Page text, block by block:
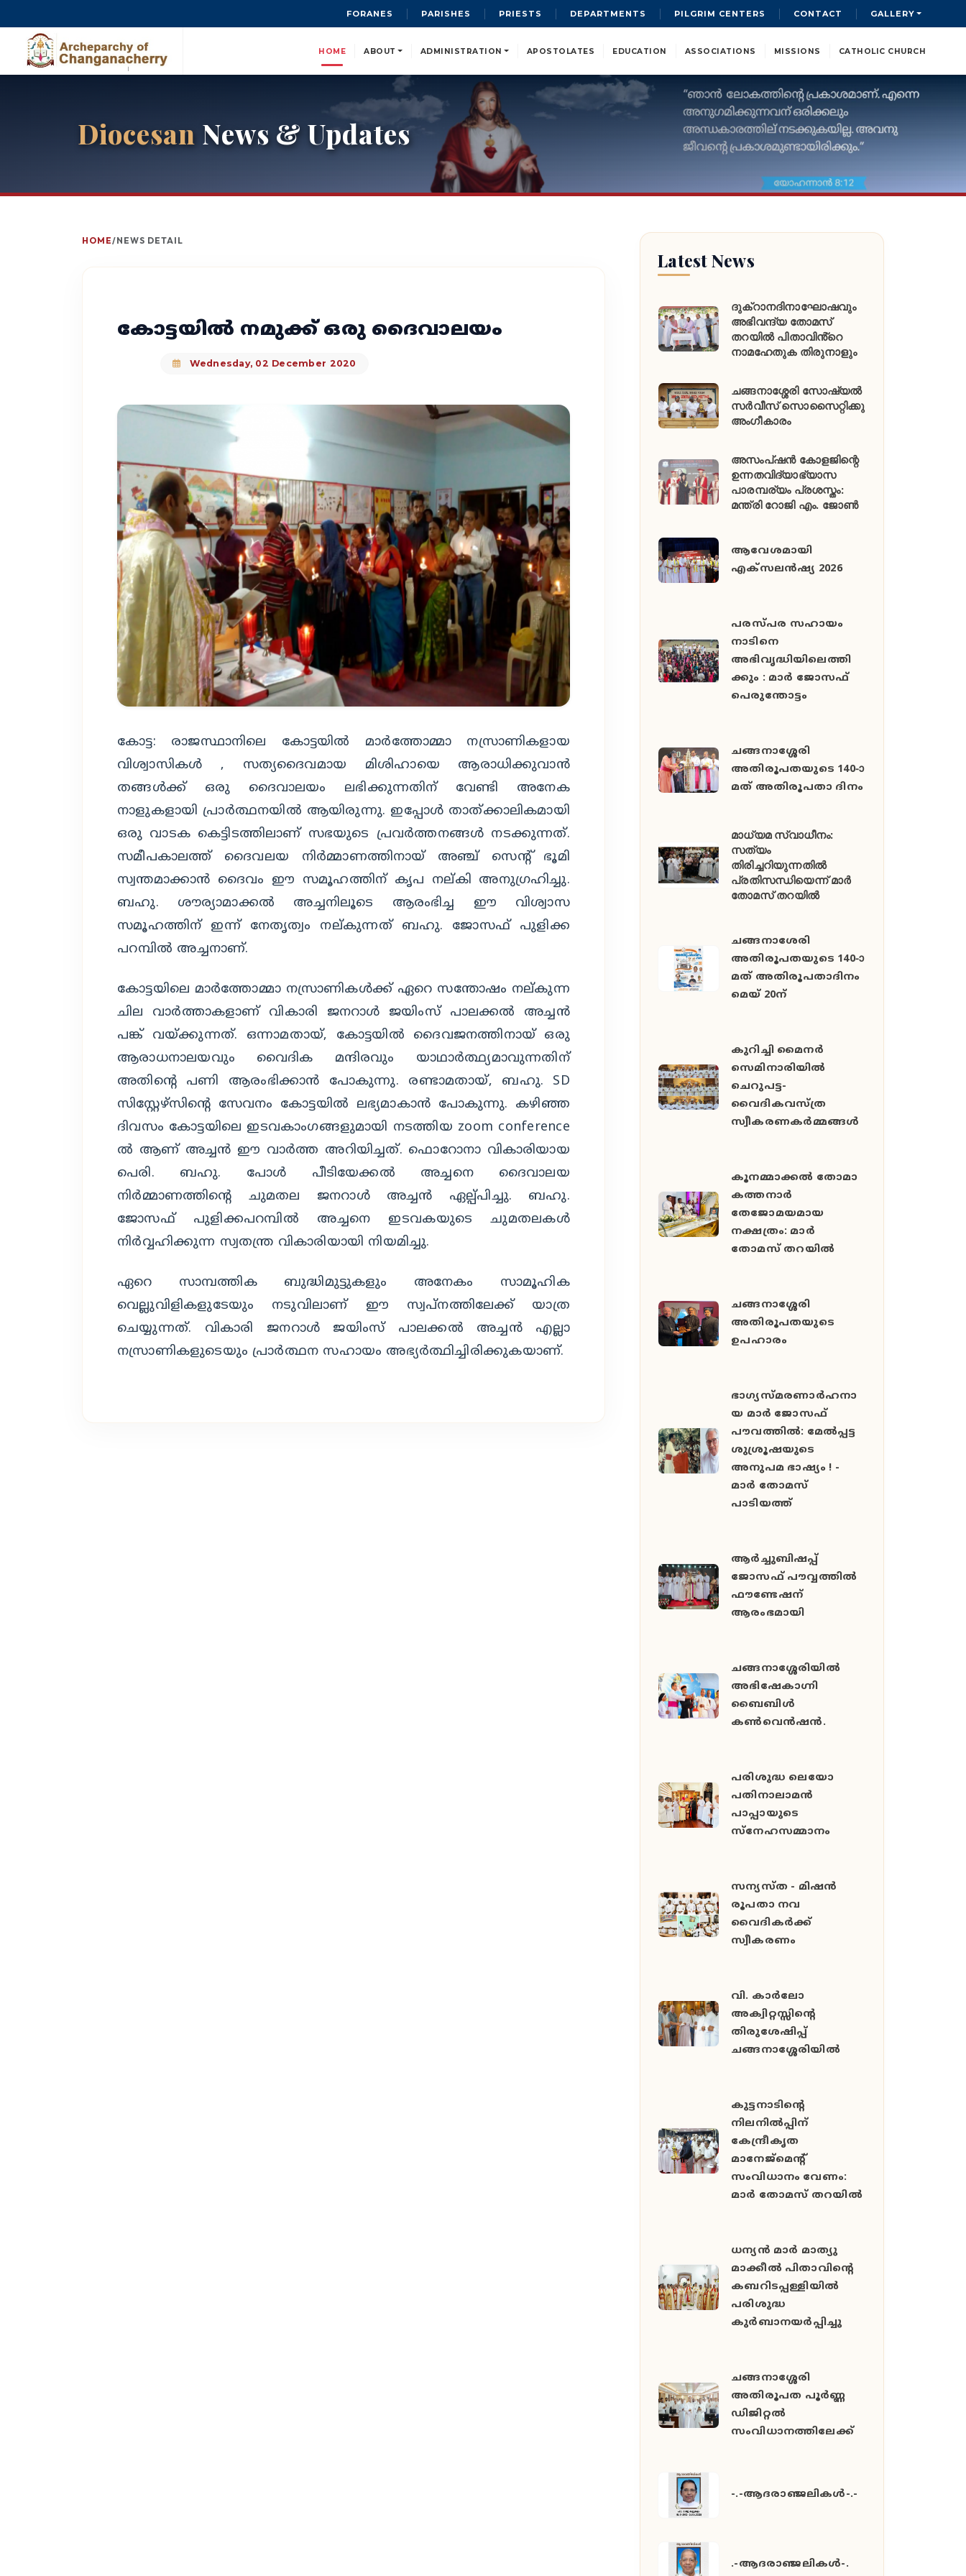
FORANES PARISHES PRIESTS DEPARTMENTS PILGRIM CENTERS CONTACT GALLERY
HOME ABOUT ADMINISTRATION APOSTOLATES EDUCATION ASSOCIATIONS MISSIONS CATHOLIC CHURCH
Diocesan News & Updates
HOME/NEWS DETAIL
കോട്ടയിൽ നമുക്ക് ഒരു ദൈവാലയം
Wednesday, 02 December 2020
കോട്ട: രാജസ്ഥാനിലെ കോട്ടയിൽ മാർത്തോമ്മാ നസ്രാണികളായ
വിശ്വാസികൾ , സത്യദൈവമായ മിശിഹായെ ആരാധിക്കുവാൻ
തങ്ങൾക്ക് ഒരു ദൈവാലയം ലഭിക്കുന്നതിന് വേണ്ടി അനേക
നാളുകളായി പ്രാർത്ഥനയിൽ ആയിരുന്നു. ഇപ്പോൾ താത്ക്കാലികമായി
ഒരു വാടക കെട്ടിടത്തിലാണ് സഭയുടെ പ്രവർത്തനങ്ങൾ നടക്കുന്നത്.
സമീപകാലത്ത് ദൈവലയ നിർമ്മാണത്തിനായ് അഞ്ച് സെന്റ് ഭൂമി
സ്വന്തമാക്കാൻ ദൈവം ഈ സമൂഹത്തിന് കൃപ നല്കി അനുഗ്രഹിച്ചു.
ബഹു. ശൗര്യാമാക്കൽ അച്ചനിലൂടെ ആരംഭിച്ച ഈ വിശ്വാസ
സമൂഹത്തിന് ഇന്ന് നേതൃത്വം നല്കുന്നത് ബഹു. ജോസഫ് പുളിക്ക
പറമ്പിൽ അച്ചനാണ്.
കോട്ടയിലെ മാർത്തോമ്മാ നസ്രാണികൾക്ക് ഏറെ സന്തോഷം നല്കുന്ന
ചില വാർത്താകളാണ് വികാരി ജനറാൾ ജയിംസ് പാലക്കൽ അച്ചൻ
പങ്ക് വയ്ക്കുന്നത്. ഒന്നാമതായ്, കോട്ടയിൽ ദൈവജനത്തിനായ് ഒരു
ആരാധനാലയവും വൈദിക മന്ദിരവും യാഥാർത്ഥ്യമാവുന്നതിന്
അതിന്റെ പണി ആരംഭിക്കാൻ പോകുന്നു. രണ്ടാമതായ്, ബഹു. SD
സിസ്റ്റേഴ്സിന്റെ സേവനം കോട്ടയിൽ ലഭ്യമാകാൻ പോകുന്നു. കഴിഞ്ഞ
ദിവസം കോട്ടയിലെ ഇടവകാംഗങ്ങളുമായി നടത്തിയ zoom conference
ൽ ആണ് അച്ചൻ ഈ വാർത്ത അറിയിച്ചത്. ഫൊറോനാ വികാരിയായ
പെരി. ബഹു. പോൾ പീടിയേക്കൽ അച്ചനെ ദൈവാലയ
നിർമ്മാണത്തിന്റെ ചുമതല ജനറാൾ അച്ചൻ ഏല്പ്പിച്ചു. ബഹു.
ജോസഫ് പുളിക്കപറമ്പിൽ അച്ചനെ ഇടവകയുടെ ചുമതലകൾ
നിർവ്വഹിക്കുന്ന സ്വതന്ത്ര വികാരിയായി നിയമിച്ചു.
ഏറെ സാമ്പത്തിക ബുദ്ധിമുട്ടുകളും അനേകം സാമൂഹിക
വെല്ലുവിളികളുടേയും നടുവിലാണ് ഈ സ്വപ്നത്തിലേക്ക് യാത്ര
ചെയ്യുന്നത്. വികാരി ജനറാൾ ജയിംസ് പാലക്കൽ അച്ചൻ എല്ലാ
നസ്രാണികളുടെയും പ്രാർത്ഥന സഹായം അഭ്യർത്ഥിച്ചിരിക്കുകയാണ്.
Latest News
ദുക്റാനദിനാഘോഷവും
അഭിവന്ദ്യ തോമസ്
തറയിൽ പിതാവിൻ്റെ
നാമഹേതുക തിരുനാളും
ചങ്ങനാശ്ശേരി സോഷ്യൽ
സർവീസ് സൊസൈറ്റിക്കു
അംഗീകാരം
അസംപ്ഷൻ കോളജിന്റെ
ഉന്നതവിദ്യാഭ്യാസ
പാരമ്പര്യം പ്രശസ്തം:
മന്ത്രി റോജി എം. ജോൺ
ആവേശമായി
എക്സലൻഷ്യ 2026
പരസ്പര സഹായം
നാടിനെ
അഭിവൃദ്ധിയിലെത്തി
ക്കും : മാർ ജോസഫ്
പെരുന്തോട്ടം
ചങ്ങനാശ്ശേരി
അതിരൂപതയുടെ 140-ാ
മത് അതിരൂപതാ ദിനം
മാധ്യമ സ്വാധീനം:
സത്യം
തിരിച്ചറിയുന്നതിൽ
പ്രതിസന്ധിയെന്ന് മാർ
തോമസ് തറയിൽ
ചങ്ങനാശേരി
അതിരൂപതയുടെ 140-ാ
മത് അതിരൂപതാദിനം
മെയ് 20ന്
കുറിച്ചി മൈനർ
സെമിനാരിയിൽ
ചെറുപട്ട-
വൈദികവസ്ത്ര
സ്വീകരണകർമ്മങ്ങൾ
കൂനമ്മാക്കൽ തോമാ
കത്തനാർ
തേജോമയമായ
നക്ഷത്രം: മാർ
തോമസ് തറയിൽ
ചങ്ങനാശ്ശേരി
അതിരൂപതയുടെ
ഉപഹാരം
ഭാഗ്യസ്മരണാർഹനാ
യ മാർ ജോസഫ്
പൗവത്തിൽ: മേൽപ്പട്ട
ശുശ്രൂഷയുടെ
അനുപമ ഭാഷ്യം ! -
മാർ തോമസ്
പാടിയത്ത്
ആർച്ചുബിഷപ്പ്
ജോസഫ് പൗവ്വത്തിൽ
ഫൗണ്ടേഷന്
ആരംഭമായി
ചങ്ങനാശ്ശേരിയിൽ
അഭിഷേകാഗ്നി
ബൈബിൾ
കൺവെൻഷൻ.
പരിശുദ്ധ ലെയോ
പതിനാലാമൻ
പാപ്പായുടെ
സ്നേഹസമ്മാനം
സന്യസ്ത - മിഷൻ
രൂപതാ നവ
വൈദികർക്ക്
സ്വീകരണം
വി. കാർലോ
അക്വിറ്റസ്സിന്റെ
തിരുശേഷിപ്പ്
ചങ്ങനാശ്ശേരിയിൽ
കുട്ടനാടിന്റെ
നിലനിൽപ്പിന്
കേന്ദ്രീകൃത
മാനേജ്മെന്റ്
സംവിധാനം വേണം:
മാർ തോമസ് തറയിൽ
ധന്യൻ മാർ മാത്യു
മാക്കീൽ പിതാവിൻ്റെ
കബറിടപ്പള്ളിയിൽ
പരിശുദ്ധ
കുർബാനയർപ്പിച്ചു
ചങ്ങനാശ്ശേരി
അതിരൂപത പൂർണ്ണ
ഡിജിറ്റൽ
സംവിധാനത്തിലേക്ക്
-.-ആദരാഞ്ജലികൾ-.-
.-ആദരാഞ്ജലികൾ-.